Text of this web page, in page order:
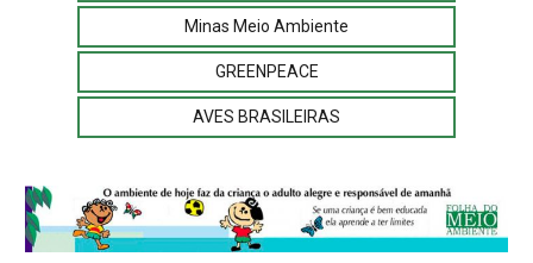
Minas Meio Ambiente
GREENPEACE
AVES BRASILEIRAS